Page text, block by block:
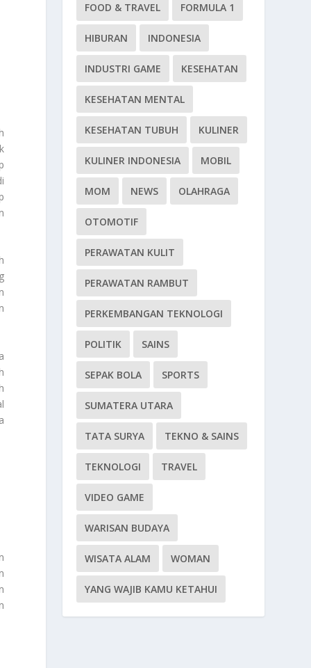
FOOD & TRAVEL FORMULA 1
HIBURAN INDONESIA
INDUSTRI GAME KESEHATAN
KESEHATAN MENTAL
KESEHATAN TUBUH KULINER
KULINER INDONESIA MOBIL
MOM NEWS OLAHRAGA
OTOMOTIF
PERAWATAN KULIT
PERAWATAN RAMBUT
PERKEMBANGAN TEKNOLOGI
POLITIK SAINS
SEPAK BOLA SPORTS
SUMATERA UTARA
TATA SURYA TEKNO & SAINS
TEKNOLOGI TRAVEL
VIDEO GAME
WARISAN BUDAYA
WISATA ALAM WOMAN
YANG WAJIB KAMU KETAHUI